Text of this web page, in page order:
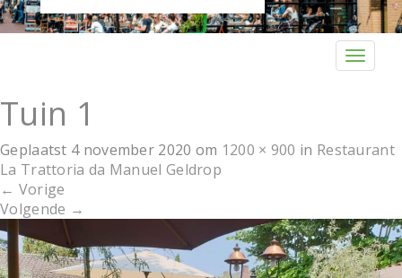
T
e
v
i
g
Tuin 1
Geplaatst 4 november 2020 om 1200 × 900 in Restaurant
La Trattoria da Manuel Geldrop
← Vorige
Volgende →